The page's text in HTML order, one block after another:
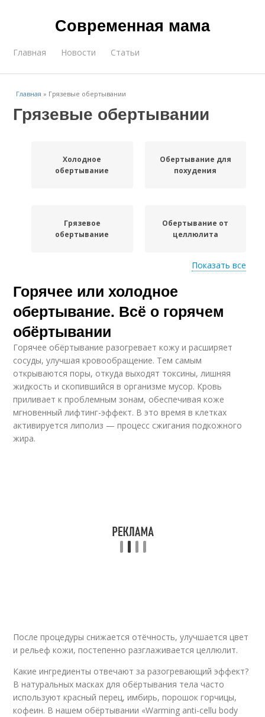
Современная мама
Главная Новости Статьи
Главная » Грязевые обертывании
Грязевые обертывании
Холодное
обертывание
Обертывание для
похудения
Грязевое
обертывание
Обертывание от
целлюлита
Нейтральное
обертывание
Обертывание при
варикозе
Показать все
Горячее или холодное
обертывание. Всё о горячем
обёртывании
Горячее обёртывание разогревает кожу и расширяет
сосуды, улучшая кровообращение. Тем самым
открываются поры, откуда выходят токсины, лишняя
жидкость и скопившийся в организме мусор. Кровь
приливает к проблемным зонам, обеспечивая коже
мгновенный лифтинг-эффект. В это время в клетках
активируется липолиз — процесс сжигания подкожного
жира.
После процедуры снижается отёчность, улучшается цвет
и рельеф кожи, постепенно разглаживается целлюлит.
Какие ингредиенты отвечают за разогревающий эффект?
В натуральных масках для обёртывания тела часто
используют красный перец, имбирь, порошок горчицы,
кофеин. В нашем обёртывании «Warming anti-cellu body